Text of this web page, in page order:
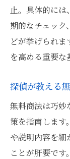
止。具体的に
期的なチェック
どが挙げられ
を高める重要な
探偵が教える
無料商法は巧妙
策を指南します
や説明内容を細
ことが肝要で